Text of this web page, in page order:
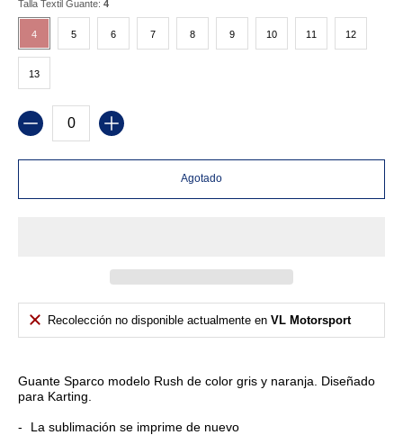
Talla Textil Guante: 4
4
4
5
5
6
6
7
7
8
8
9
9
10
10
11
11
12
12
13
13
Cantidad
Agotado
Recolección no disponible actualmente en VL Motorsport
Guante Sparco modelo Rush de color gris y naranja. Diseñado
para Karting.
La sublimación se imprime de nuevo